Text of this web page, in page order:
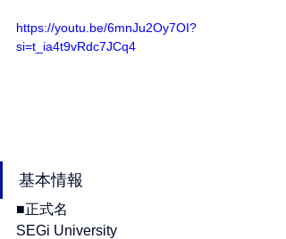
https://youtu.be/6mnJu2Oy7OI?
si=t_ia4t9vRdc7JCq4
基本情報
■正式名
SEGi University